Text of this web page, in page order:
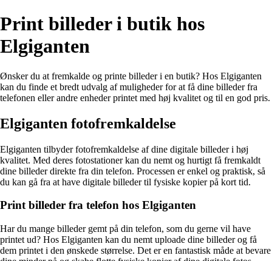
Print billeder i butik hos
Elgiganten
Ønsker du at fremkalde og printe billeder i en butik? Hos Elgiganten
kan du finde et bredt udvalg af muligheder for at få dine billeder fra
telefonen eller andre enheder printet med høj kvalitet og til en god pris.
Elgiganten fotofremkaldelse
Elgiganten tilbyder fotofremkaldelse af dine digitale billeder i høj
kvalitet. Med deres fotostationer kan du nemt og hurtigt få fremkaldt
dine billeder direkte fra din telefon. Processen er enkel og praktisk, så
du kan gå fra at have digitale billeder til fysiske kopier på kort tid.
Print billeder fra telefon hos Elgiganten
Har du mange billeder gemt på din telefon, som du gerne vil have
printet ud? Hos Elgiganten kan du nemt uploade dine billeder og få
dem printet i den ønskede størrelse. Det er en fantastisk måde at bevare